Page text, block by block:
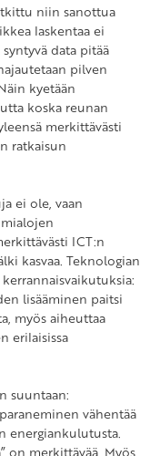
niin sanottua
laskentaa ei
data pitää
pilven
kyetään
koska reunan
merkittävästi
ratkaisun
ei ole, vaan
ICT:n
kasvaa. Teknologian
lisääminen paitsi
myös aiheuttaa
erilaisissa
suuntaan:
vähentää
energiankulutusta.
on merkittävää. Myös